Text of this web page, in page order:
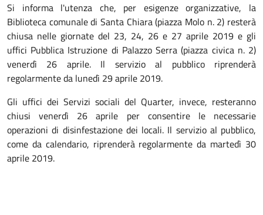
Si informa l'utenza che, per esigenze organizzative, la
Biblioteca comunale di Santa Chiara (piazza Molo n. 2) resterà
chiusa nelle giornate del 23, 24, 26 e 27 aprile 2019 e gli
uffici Pubblica Istruzione di Palazzo Serra (piazza civica n. 2)
venerdì 26 aprile. Il servizio al pubblico riprenderà
regolarmente da lunedì 29 aprile 2019.
Gli uffici dei Servizi sociali del Quarter, invece, resteranno
chiusi venerdì 26 aprile per consentire le necessarie
operazioni di disinfestazione dei locali. Il servizio al pubblico,
come da calendario, riprenderà regolarmente da martedì 30
aprile 2019.